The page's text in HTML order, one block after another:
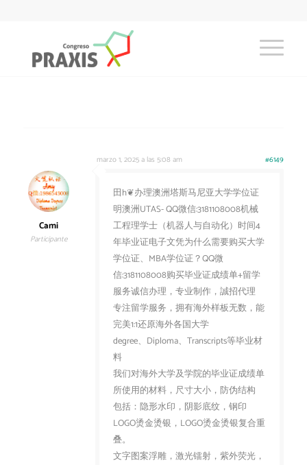
marzo 1, 2025 a las 5:08 am #6149
Cami
Participante
田h❦办理澳洲塔斯马尼亚大学学位证
明澳洲UTAS- QQ微信:3181108008机械
工程理学士（机器人与自动化）时间4
年毕业证电子文凭为什么需要购买大学
学位证、MBA学位证？QQ微
信:3181108008购买毕业证成绩单+留学
服务诚信办理，专业制作，誠招代理
专注留学服务，拥有海外样板无数，能
完美1:1还原海外各国大学
degree、Diploma、Transcripts等毕业材
料
我们对海外大学及学院的毕业证成绩单
所使用的材料，尺寸大小，防伪结构
包括：隐形水印，阴影底纹，钢印
LOGO烫金烫银，LOGO烫金烫银复合重
叠。
文字图案浮雕，激光镭射，紫外荧光，